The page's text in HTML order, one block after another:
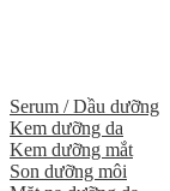
Serum / Dầu dưỡng
Kem dưỡng da
Kem dưỡng mắt
Son dưỡng môi